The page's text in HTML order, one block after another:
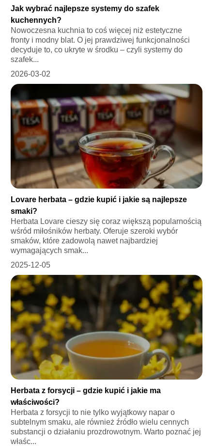
Jak wybrać najlepsze systemy do szafek
kuchennych?
Nowoczesna kuchnia to coś więcej niż estetyczne
fronty i modny blat. O jej prawdziwej funkcjonalności
decyduje to, co ukryte w środku – czyli systemy do
szafek...
2026-03-02
Lovare herbata – gdzie kupić i jakie są najlepsze
smaki?
Herbata Lovare cieszy się coraz większą popularnością
wśród miłośników herbaty. Oferuje szeroki wybór
smaków, które zadowolą nawet najbardziej
wymagających smak...
2025-12-05
Herbata z forsycji – gdzie kupić i jakie ma
właściwości?
Herbata z forsycji to nie tylko wyjątkowy napar o
subtelnym smaku, ale również źródło wielu cennych
substancji o działaniu prozdrowotnym. Warto poznać jej
właśc...